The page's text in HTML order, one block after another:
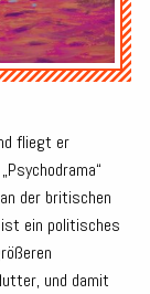
fliegt er
der britischen
ein politisches
und damit